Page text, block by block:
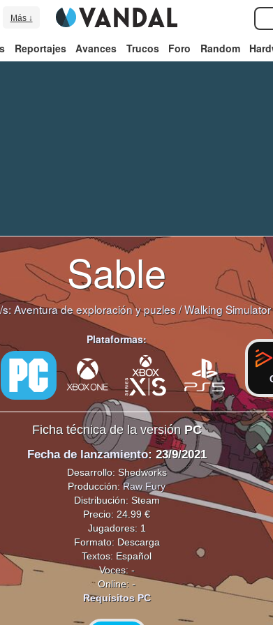
Más ↓
Reportajes Avances Trucos Foro Random
Sable
s:Aventura de exploración y puzles/Walking Simulator
Plataformas:
Ficha técnica de la versión PC
Fecha de lanzamiento: 23/9/2021
Desarrollo: Shedworks
Producción:Raw Fury
Distribución: Steam
Precio: 24.99 €
Jugadores: 1
Formato: Descarga
Textos: Español
Voces: -
Online: -
Requisitos PC